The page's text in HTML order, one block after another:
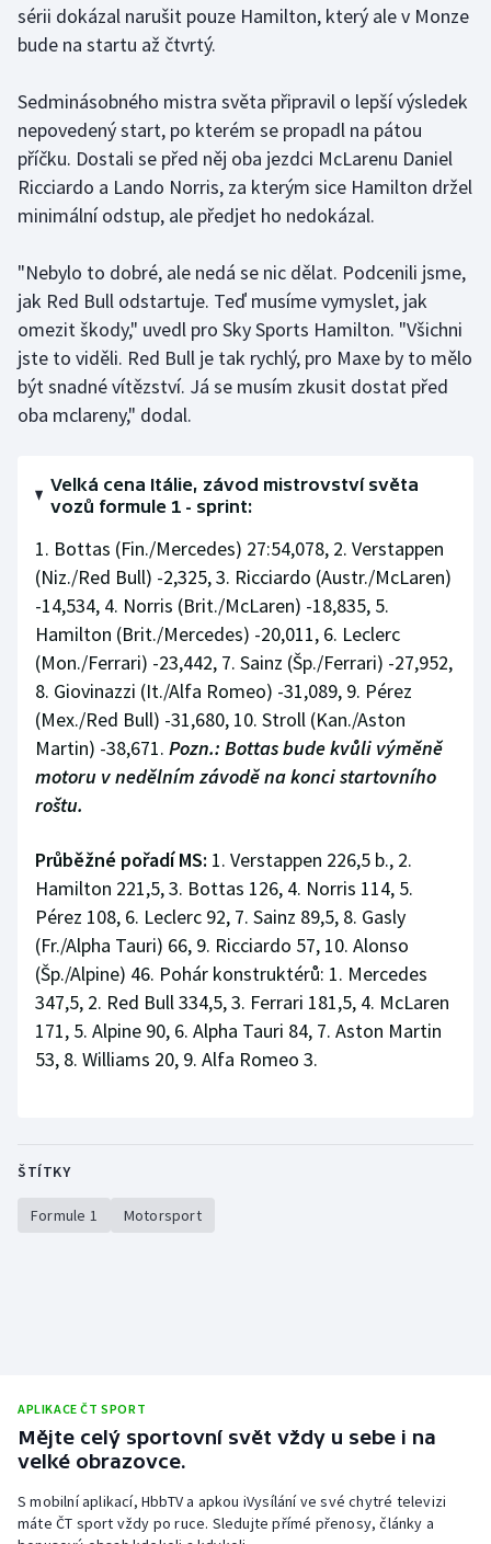
Stolní tenis
Veslování
Volejbal
Ostatní
sérii dokázal narušit pouze Hamilton, který ale v Monze
bude na startu až čtvrtý.
Sedminásobného mistra světa připravil o lepší výsledek
nepovedený start, po kterém se propadl na pátou
příčku. Dostali se před něj oba jezdci McLarenu Daniel
Ricciardo a Lando Norris, za kterým sice Hamilton držel
minimální odstup, ale předjet ho nedokázal.
"Nebylo to dobré, ale nedá se nic dělat. Podcenili jsme,
jak Red Bull odstartuje. Teď musíme vymyslet, jak
omezit škody," uvedl pro Sky Sports Hamilton. "Všichni
jste to viděli. Red Bull je tak rychlý, pro Maxe by to mělo
být snadné vítězství. Já se musím zkusit dostat před
oba mclareny," dodal.
Velká cena Itálie, závod mistrovství světa
vozů formule 1 - sprint:
1. Bottas (Fin./Mercedes) 27:54,078, 2. Verstappen
(Niz./Red Bull) -2,325, 3. Ricciardo (Austr./McLaren)
-14,534, 4. Norris (Brit./McLaren) -18,835, 5.
Hamilton (Brit./Mercedes) -20,011, 6. Leclerc
(Mon./Ferrari) -23,442, 7. Sainz (Šp./Ferrari) -27,952,
8. Giovinazzi (It./Alfa Romeo) -31,089, 9. Pérez
(Mex./Red Bull) -31,680, 10. Stroll (Kan./Aston
Martin) -38,671. Pozn.: Bottas bude kvůli výměně
motoru v nedělním závodě na konci startovního
roštu.
Průběžné pořadí MS: 1. Verstappen 226,5 b., 2.
Hamilton 221,5, 3. Bottas 126, 4. Norris 114, 5.
Pérez 108, 6. Leclerc 92, 7. Sainz 89,5, 8. Gasly
(Fr./Alpha Tauri) 66, 9. Ricciardo 57, 10. Alonso
(Šp./Alpine) 46. Pohár konstruktérů: 1. Mercedes
347,5, 2. Red Bull 334,5, 3. Ferrari 181,5, 4. McLaren
171, 5. Alpine 90, 6. Alpha Tauri 84, 7. Aston Martin
53, 8. Williams 20, 9. Alfa Romeo 3.
ŠTÍTKY
Formule 1 Motorsport
APLIKACE ČT SPORT
Mějte celý sportovní svět vždy u sebe i na
velké obrazovce.
S mobilní aplikací, HbbTV a apkou iVysílání ve své chytré televizi
máte ČT sport vždy po ruce. Sledujte přímé přenosy, články a